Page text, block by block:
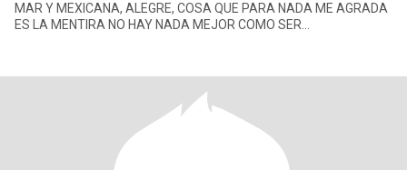
MAR Y MEXICANA, ALEGRE, COSA QUE PARA NADA ME AGRADA
ES LA MENTIRA NO HAY NADA MEJOR COMO SER